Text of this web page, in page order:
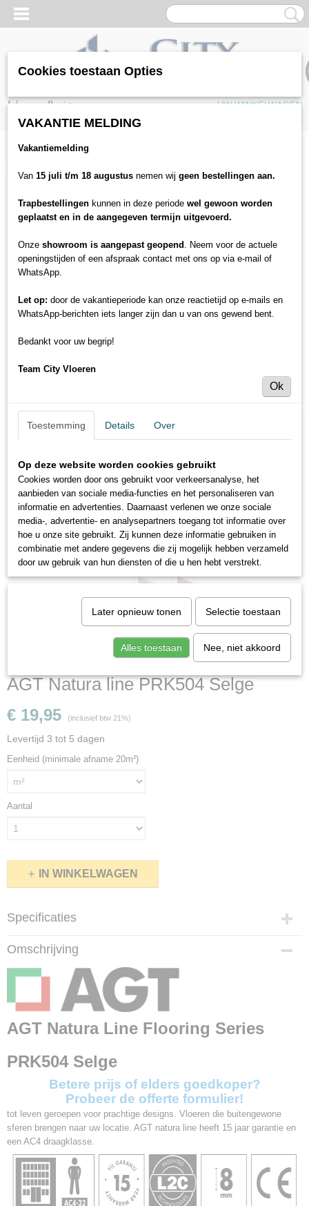
Inloggen Registreren
UW WINKELWAGEN
(0)
Home
AGT Natura line PRK504 Selge
€ 19,95 (inclusief btw 21%)
Levertijd 3 tot 5 dagen
Eenheid (minimale afname 20m²)
Aantal
IN WINKELWAGEN
Specificaties
Productcode
Afmetingen (l,b,h)
120 x 19,10 x 0,80 cm
Garantie
Dikte
Pakinhoud
4V
Gebruiksklasse
23 / 32
Slijtageklasse
AC4
Brandklasse
Bfl-s1
Omschrijving
AGT Natura Line Flooring Series
PRK504 Selge
Betere prijs of elders goedkoper?
Probeer de offerte formulier!
tot leven geroepen voor prachtige designs. Vloeren die buitengewone
sferen brengen naar uw locatie. AGT natura line heeft 15 jaar garantie en
een AC4 draagklasse.
Cookies toestaan Opties
VAKANTIE MELDING
Vakantiemelding
Van 15 juli t/m 18 augustus nemen wij geen bestellingen aan.
Trapbestellingen kunnen in deze periode wel gewoon worden
geplaatst en in de aangegeven termijn uitgevoerd.
Onze showroom is aangepast geopend . Neem voor de actuele
openingstijden of een afspraak contact met ons op via e-mail of
WhatsApp.
Let op: door de vakantieperiode kan onze reactietijd op e-mails en
WhatsApp-berichten iets langer zijn dan u van ons gewend bent.
Bedankt voor uw begrip!
Team City Vloeren
Ok
Toestemming Details Over
Op deze website worden cookies gebruikt
Cookies worden door ons gebruikt voor verkeersanalyse, het
aanbieden van sociale media-functies en het personaliseren van
informatie en advertenties. Daarnaast verlenen we onze sociale
media-, advertentie- en analysepartners toegang tot informatie over
hoe u onze site gebruikt. Zij kunnen deze informatie gebruiken in
combinatie met andere gegevens die zij mogelijk hebben verzameld
door uw gebruik van hun diensten of die u hen hebt verstrekt.
Later opnieuw tonen Selectie toestaan
Alles toestaan Nee, niet akkoord